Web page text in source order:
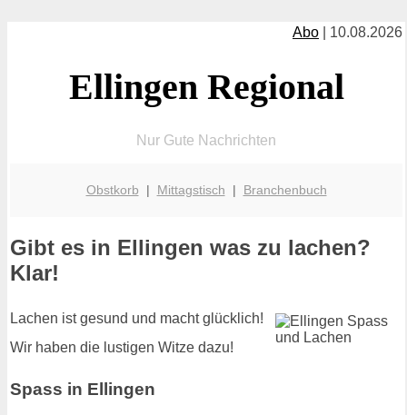
Abo | 10.08.2026
Ellingen Regional
Nur Gute Nachrichten
Obstkorb | Mittagstisch | Branchenbuch
Gibt es in Ellingen was zu lachen?
Klar!
Lachen ist gesund und macht glücklich!
Wir haben die lustigen Witze dazu!
Spass in Ellingen